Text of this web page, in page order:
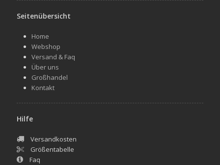
Seitenübersicht
Home
Webshop
Versand & Faq
Über uns
Großhandel
Kontakt
Hilfe
Versandkosten
Größentabelle
Faq